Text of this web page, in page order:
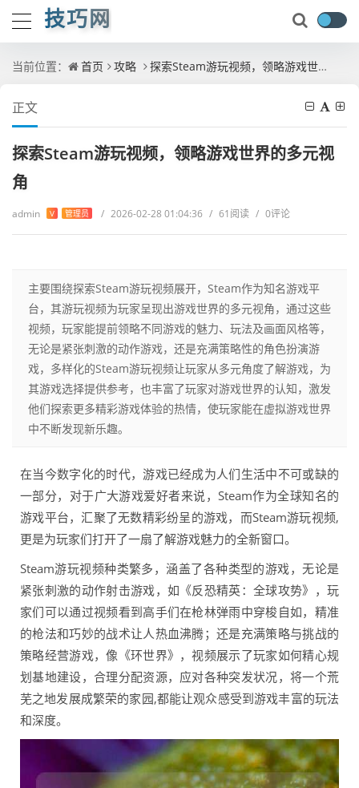
技巧网
当前位置： 首页 攻略 探索Steam游玩视频，领略游戏世界的多元视角
正文
探索Steam游玩视频，领略游戏世界的多元视
角
admin V 管理员 / 2026-02-28 01:04:36 / 61阅读 / 0评论
主要围绕探索Steam游玩视频展开，Steam作为知名游戏平
台，其游玩视频为玩家呈现出游戏世界的多元视角，通过这些
视频，玩家能提前领略不同游戏的魅力、玩法及画面风格等，
无论是紧张刺激的动作游戏，还是充满策略性的角色扮演游
戏，多样化的Steam游玩视频让玩家从多元角度了解游戏，为
其游戏选择提供参考，也丰富了玩家对游戏世界的认知，激发
他们探索更多精彩游戏体验的热情，使玩家能在虚拟游戏世界
中不断发现新乐趣。
在当今数字化的时代，游戏已经成为人们生活中不可或缺的
一部分，对于广大游戏爱好者来说，Steam作为全球知名的
游戏平台，汇聚了无数精彩纷呈的游戏，而Steam游玩视频,
更是为玩家们打开了一扇了解游戏魅力的全新窗口。
Steam游玩视频种类繁多，涵盖了各种类型的游戏，无论是
紧张刺激的动作射击游戏，如《反恐精英：全球攻势》，玩
家们可以通过视频看到高手们在枪林弹雨中穿梭自如，精准
的枪法和巧妙的战术让人热血沸腾；还是充满策略与挑战的
策略经营游戏，像《环世界》，视频展示了玩家如何精心规
划基地建设，合理分配资源，应对各种突发状况，将一个荒
芜之地发展成繁荣的家园,都能让观众感受到游戏丰富的玩法
和深度。